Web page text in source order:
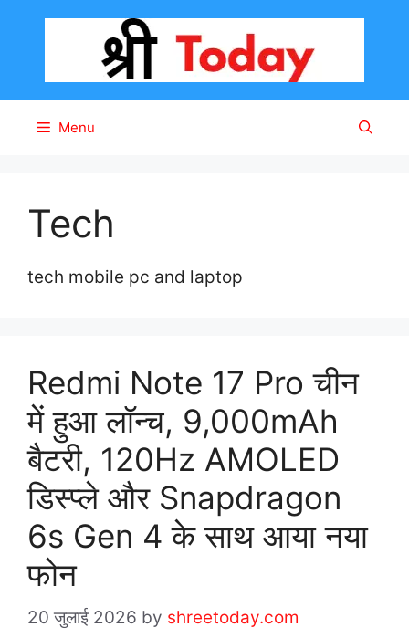
Menu
Tech
tech mobile pc and laptop
Redmi Note 17 Pro चीन
में हुआ लॉन्च, 9,000mAh
बैटरी, 120Hz AMOLED
डिस्प्ले और Snapdragon
6s Gen 4 के साथ आया नया
फोन
20 जुलाई 2026 by shreetoday.com